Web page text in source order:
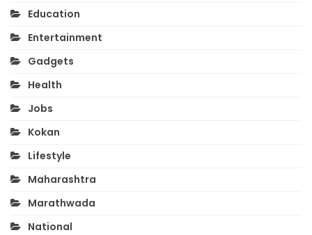
Education
Entertainment
Gadgets
Health
Jobs
Kokan
Lifestyle
Maharashtra
Marathwada
National